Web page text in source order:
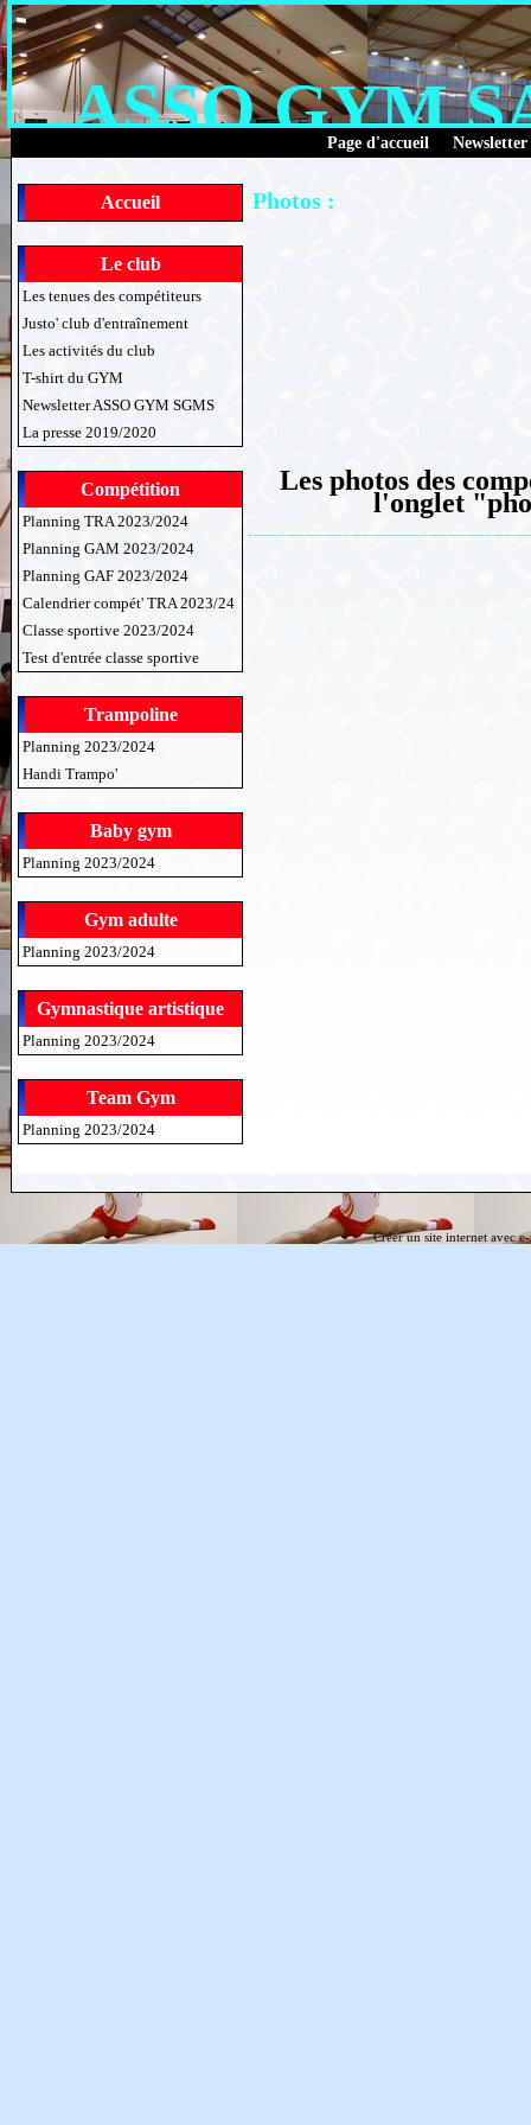
ASSO GYM
Page d'accueil Newsletter
Accueil
Le club
Les tenues des compétiteurs
Justo' club d'entraînement
Les activités du club
T-shirt du GYM
Newsletter ASSO GYM SGMS
La presse 2019/2020
Compétition
Planning TRA 2023/2024
Planning GAM 2023/2024
Planning GAF 2023/2024
Calendrier compét' TRA 2023/24
Classe sportive 2023/2024
Test d'entrée classe sportive
Trampoline
Planning 2023/2024
Handi Trampo'
Baby gym
Planning 2023/2024
Gym adulte
Planning 2023/2024
Gymnastique artistique
Planning 2023/2024
Team Gym
Planning 2023/2024
Photos :
Les photos des
l'onglet
Créer un site internet avec